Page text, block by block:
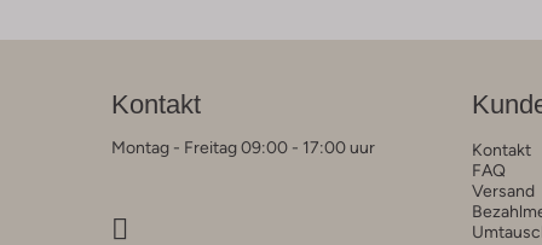
Kontakt
Montag - Freitag 09:00 - 17:00 uur
Kontakt
FAQ
Versand